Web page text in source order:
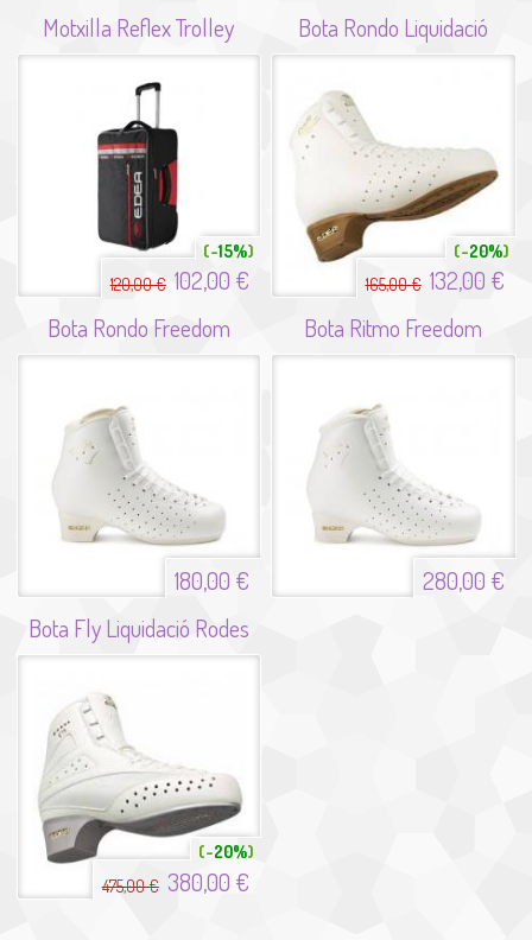
Motxilla Reflex Trolley
120,00 € 102,00 €
15%
Bota Rondo Liquidació
165,00 € 132,00 €
20%
Bota Rondo Freedom
180,00 €
Bota Ritmo Freedom
280,00 €
Bota Fly Liquidació Rodes
475,00 € 380,00 €
20%